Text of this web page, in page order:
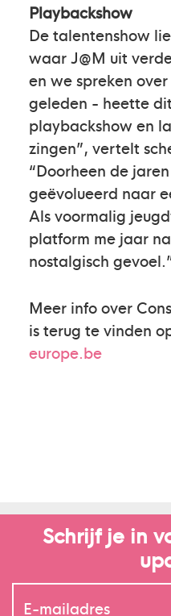
Playbackshow
De talentenshow
waar J@M uit
en we spreken
geleden - heette
playbackshow en
zingen”, vertelt
“Doorheen de
geëvolueerd naar
Als voormalig
platform me jaar
nostalgisch
Meer info over
is terug te vinden
europe.be
Schrijf je in